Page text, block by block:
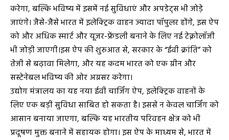
करेगा, बल्कि भविष्य में इसमें नई सुविधाएं और अपडेट्स भी जोड़े
जाएंगे। जैसे-जैसे भारत में इलेक्ट्रिक वाहन ज्यादा पॉपुलर होंगे, इस ऐप
को और अधिक स्मार्ट और यूजर-फ्रेंडली बनाने के लिए नई टेक्नोलॉजी
भी जोड़ी जाएगी।इस ऐप की शुरुआत से, सरकार के “ईवी क्रांति” को
तेजी से बढ़ावा मिलेगा, और यह कदम भारत को एक ग्रीन और
सस्टेनेबल भविष्य की ओर अग्रसर करेगा।
उद्योग मंत्रालय का यह नया ईवी चार्जिंग ऐप, इलेक्ट्रिक वाहनों के
लिए एक बड़ी सुविधा साबित हो सकता है। इससे न केवल चार्जिंग को
आसान बनाया जाएगा, बल्कि यह भारतीय परिवहन क्षेत्र को भी
प्रदूषण मुक्त बनाने में सहायक होगा। इस ऐप के माध्यम से, भारत में